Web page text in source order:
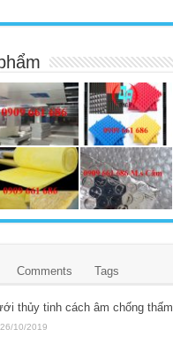
Comments Tags
thủy tinh cách âm chống thấm
26/10/2019